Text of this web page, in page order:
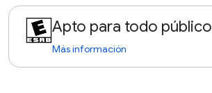
Apto para todo público
Más información